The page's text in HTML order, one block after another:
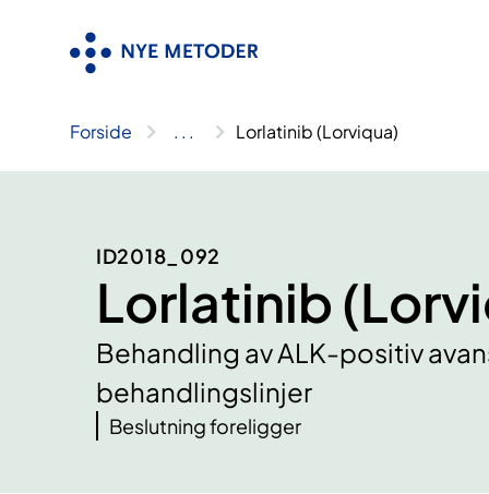
Forside .. . Lorlatinib (Lorviqua)
ID2018_092
Lorlatinib
Behandling av ALK-positiv
behandlingslinjer
Beslutning foreligger